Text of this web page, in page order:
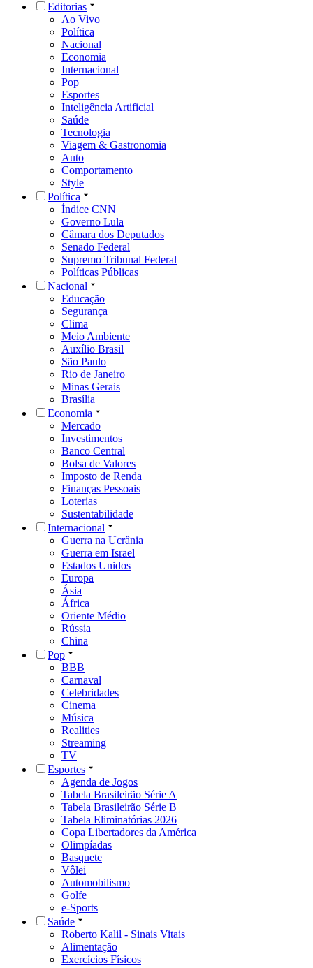
Editorias
Ao Vivo
Política
Nacional
Economia
Internacional
Pop
Esportes
Inteligência Artificial
Saúde
Tecnologia
Viagem & Gastronomia
Auto
Comportamento
Style
Política
Índice CNN
Governo Lula
Câmara dos Deputados
Senado Federal
Supremo Tribunal Federal
Políticas Públicas
Nacional
Educação
Segurança
Clima
Meio Ambiente
Auxílio Brasil
São Paulo
Rio de Janeiro
Minas Gerais
Brasília
Economia
Mercado
Investimentos
Banco Central
Bolsa de Valores
Imposto de Renda
Finanças Pessoais
Loterias
Sustentabilidade
Internacional
Guerra na Ucrânia
Guerra em Israel
Estados Unidos
Europa
Ásia
África
Oriente Médio
Rússia
China
Pop
BBB
Carnaval
Celebridades
Cinema
Música
Realities
Streaming
TV
Esportes
Agenda de Jogos
Tabela Brasileirão Série A
Tabela Brasileirão Série B
Tabela Eliminatórias 2026
Copa Libertadores da América
Olimpíadas
Basquete
Vôlei
Automobilismo
Golfe
e-Sports
Saúde
Roberto Kalil - Sinais Vitais
Alimentação
Exercícios Físicos